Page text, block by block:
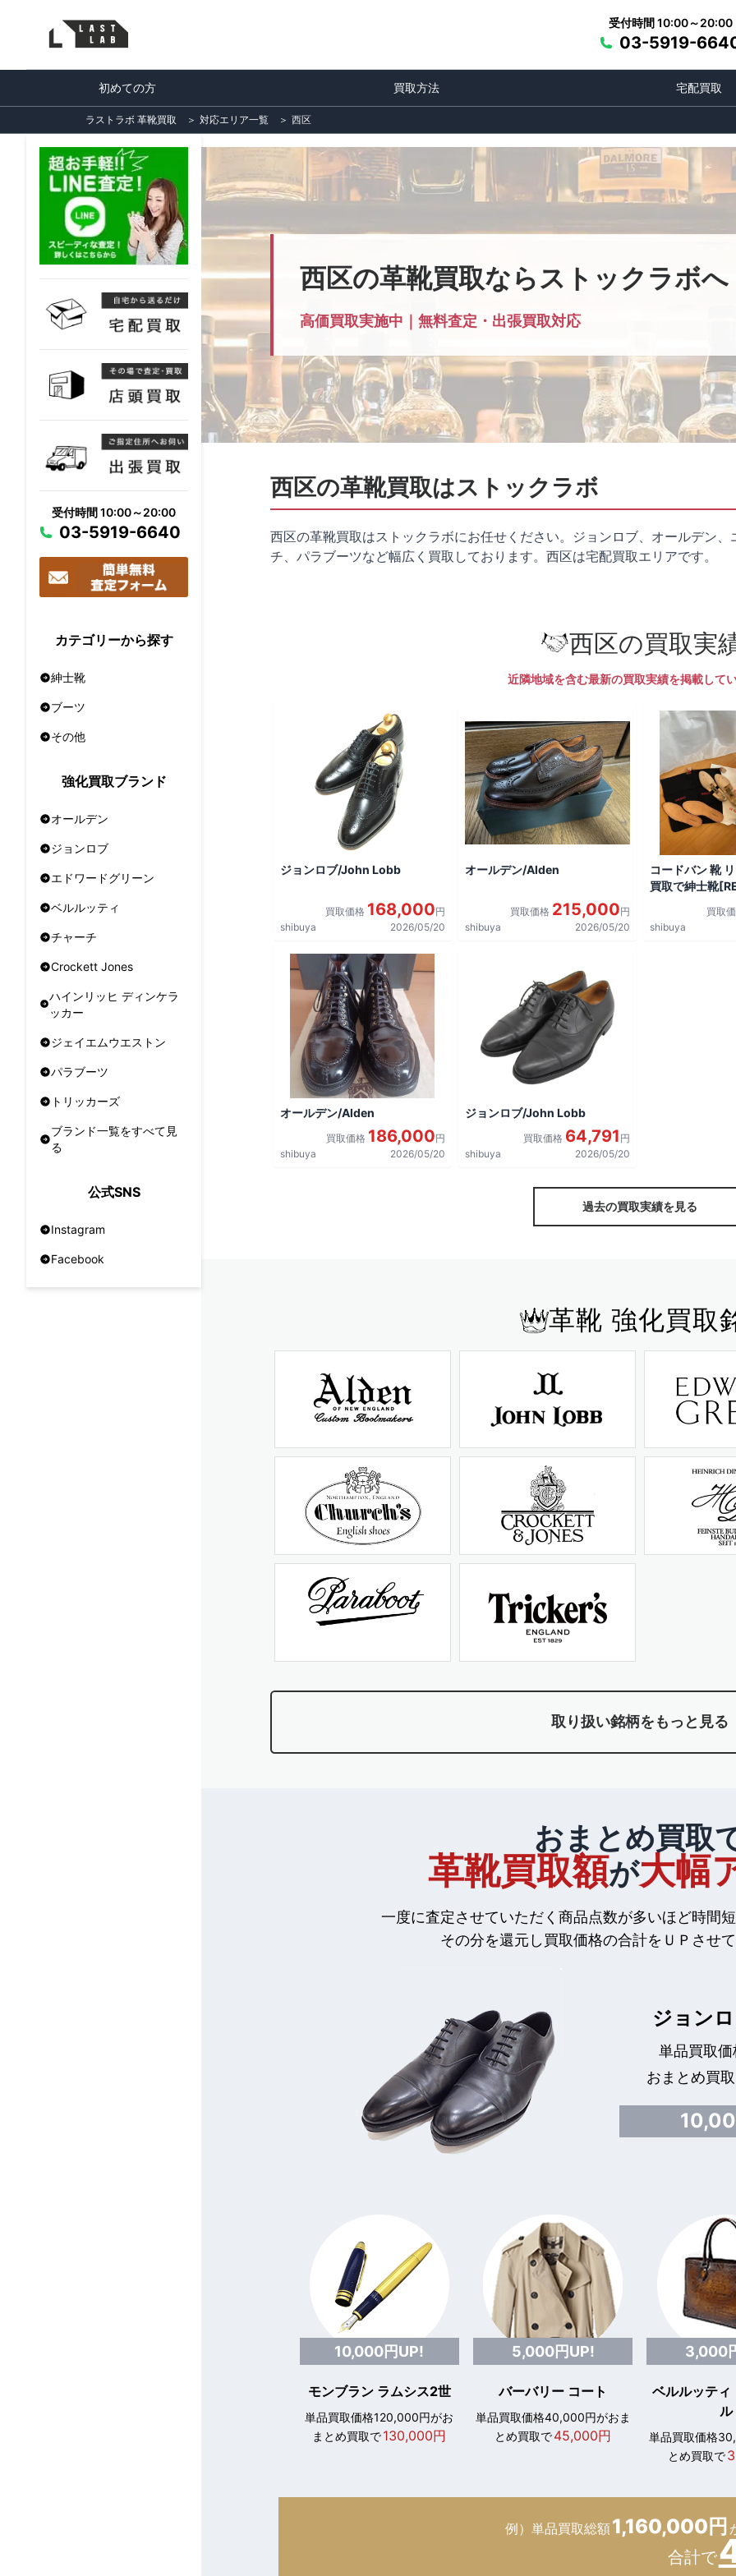
受付時間 10:00～20:00
03-5919-
初めての方 買取方法 宅配買取
ラストラボ 革靴買取 ＞ 対応エリア一覧 ＞ 西区
受付時間 10:00～20:00
03-5919-6640
カテゴリーから探す
紳士靴
ブーツ
その他
強化買取ブランド
オールデン
ジョンロブ
エドワードグリーン
ベルルッティ
チャーチ
Crockett Jones
ハインリッヒ ディンケラ
ッカー
ジェイエムウエストン
パラブーツ
トリッカーズ
ブランド一覧をすべて見
る
公式SNS
Instagram
Facebook
西区の革靴買取ならストックラボへ
高価買取実施中｜無料査定・出張買取対応
西区の革靴買取はストックラボ
西区の革靴買取はストックラボにお任せください。ジョンロブ、オールデン
チ、パラブーツなど幅広く買取しております。西区は宅配買取エリアです。
西区の買取実
近隣地域を含む最新の買取実績を掲載して
ジョンロブ/John Lobb
買取価格 168,000円
shibuya
2026/05/20
オールデン/Alden
買取価格 215,000円
shibuya
2026/05/20
コードバン 靴
買取で紳士靴
買取
shibuya
オールデン/Alden
買取価格 186,000円
shibuya
2026/05/20
ジョンロブ/John Lobb
買取価格 64,791 円
shibuya
2026/05/20
過去の買取実績を見る
革靴 強化買取
取り扱い銘柄をもっと見る
おまとめ買取
革靴買取額が大幅
一度に査定させていただく商品点数が多いほど時間
その分を還元し買取価格の合計をＵＰさせ
ジョン
単品買取
おまとめ買
10,000円UP!
モンブラン ラムシス2世
単品買取価格120,000円がお
まとめ買取で130,000円
5,000円UP!
バーバリー コート
単品買取価格40,000円がおま
とめ買取で45,000円
3,000
ベルルッティ
ル
単品買取価格
とめ買取で
例）単品買取総額1,160,000円
合計で